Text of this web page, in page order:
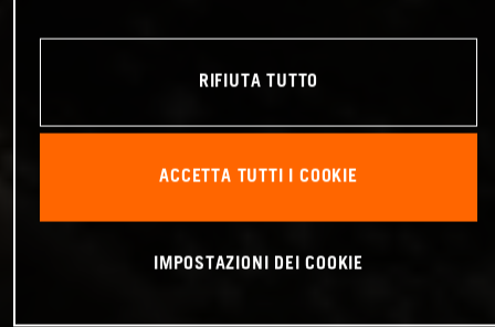
RIFIUTA TUTTO
ACCETTA TUTTI I COOKIE
IMPOSTAZIONI DEI COOKIE